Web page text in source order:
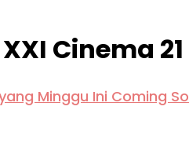
Cinema
Minggu Ini Coming